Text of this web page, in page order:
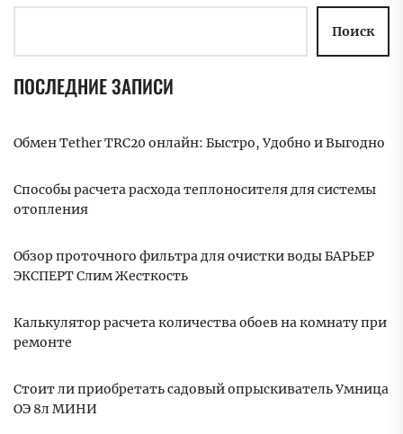
Поиск
ПОСЛЕДНИЕ ЗАПИСИ
Обмен Tether TRC20 онлайн: Быстро, Удобно и Выгодно
Способы расчета расхода теплоносителя для системы
отопления
Обзор проточного фильтра для очистки воды БАРЬЕР
ЭКСПЕРТ Слим Жесткость
Калькулятор расчета количества обоев на комнату при
ремонте
Стоит ли приобретать садовый опрыскиватель Умница
ОЭ 8л МИНИ